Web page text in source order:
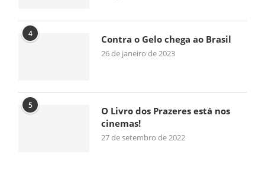
4 Contra o Gelo chega ao Brasil
26 de janeiro de 2023
5
O Livro dos Prazeres está nos
cinemas!
27 de setembro de 2022